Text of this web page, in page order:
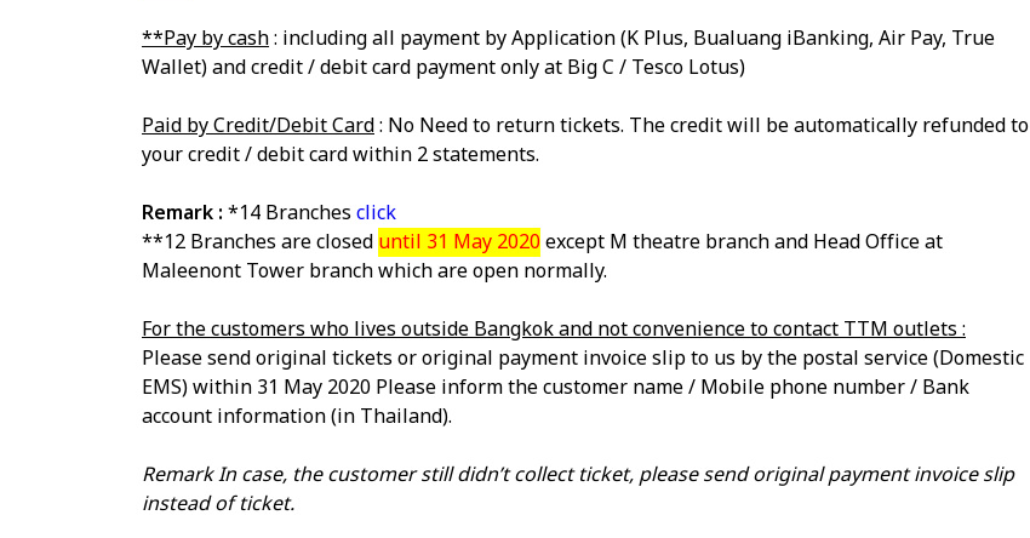
**Pay by cash: including all payment by Application (K Plus, Bualuang iBanking, Air Pay, True
Wallet) and credit / debit card payment only at Big C / Tesco Lotus)
Paid by Credit/Debit Card: No Need to return tickets. The credit will be automatically refunded to
your credit / debit card within 2 statements.
Remark : *14 Branches click
**12 Branches are closed until 31 May 2020except M theatre branch and Head Office at
Maleenont Tower branch which are open normally.
For the customers who lives outside Bangkok and not convenience to contact TTM outlets :
Please send original tickets or original payment invoice slip to us by the postal service (Domestic
EMS) within 31 May 2020 Please inform the customer name / Mobile phone number / Bank
account information (in Thailand).
Remark In case, the customer still didn’t collect ticket, please send original payment invoice slip
instead of ticket.